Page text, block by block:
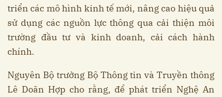
triển các mô hình kinh tế mới, nâng cao hiệu quả
sử dụng các nguồn lực thông qua cải thiện môi
trường đầu tư và kinh doanh, cải cách hành
chính.
Nguyên Bộ trưởng Bộ Thông tin và Truyền thông
Lê Doãn Hợp cho rằng, để phát triển Nghệ An